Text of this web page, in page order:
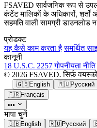
FSAVED सार्वजनिक रूप से
कंटेंट मालिकों के अधिकारों, शर्तों
सहमति वाली सामग्री डाउनलोड
प्रोडक्ट
यह कैसे काम करता है समर्थित
कानूनी
18 U.S.C. 2257 गोपनीयता नीति
© 2026 FSAVED. सिर्फ़
🇬🇧English 🇷🇺Русский
🇫🇷Français
•••
भाषा चुनें
🇬🇧English 🇷🇺Русский